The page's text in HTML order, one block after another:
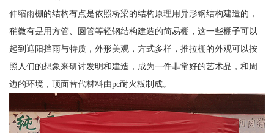
伸缩雨棚的结构有点是依照桥梁的结构原理用异形钢结构建造的，
稍微有是用方管、圆管等轻钢结构建造的简易棚，这一些棚子可以
起到遮阳挡雨与特质，外形美观，方式多样，推拉棚的外观可以按
照人们的想象来研讨发明和建造，成为一件非常好的艺术品，和周
边的环境，顶面替代材料由pc耐火板制成。